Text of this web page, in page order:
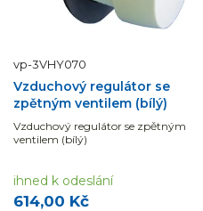
vp-3VHY070
Vzduchový regulátor se
zpětným ventilem (bílý)
Vzduchový regulátor se zpětným
ventilem (bílý)
614,00 Kč
ihned k odeslání